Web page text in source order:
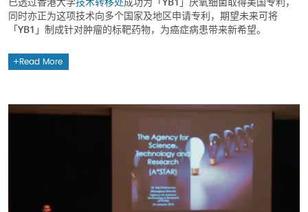
同时亦正为这项技术向多个国家及地区申请专利，期望未来可将
「YB1」制成针对肿瘤的标靶药物，为癌症病患带来新希望。
Read More